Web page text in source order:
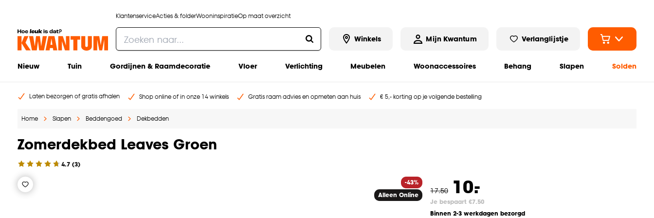
KlantenserviceActies & folderWooninspiratieOp maat overzicht
Winkels Mijn Kwantum Verlanglijstje
Nieuw Tuin Gordijnen & Raamdecoratie Vloer Verlichting Meubelen Woonaccessoires Behang Slapen Solden
Laten bezorgen of gratis afhalen Shop online of in onze 14 winkels Gratis raam advies en opmeten aan huis € 5,- korting op je volgende bestelling
Home Slapen Beddengoed Dekbedden
Zomerdekbed Leaves Groen
4.7 (3)
-43%
Alleen Online
17.50 10.
-
Je bespaart €7.50
Binnen 2-3 werkdagen bezorgd